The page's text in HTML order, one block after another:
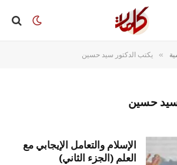
» يكتب الدكتور سيد حسين
سيد حسين
الإسلام والتعامل الإيجابي مع
العلم (الجزء الثاني)